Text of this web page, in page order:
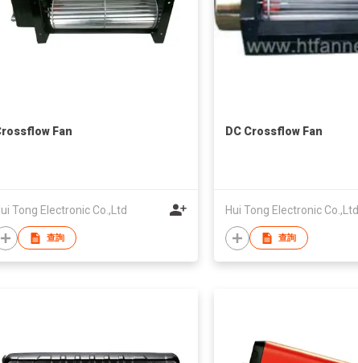
Fan
Tong Electronic Co.,Ltd
查詢
DC Crossflow Fan
Hui Tong Electronic Co.,Ltd
查詢